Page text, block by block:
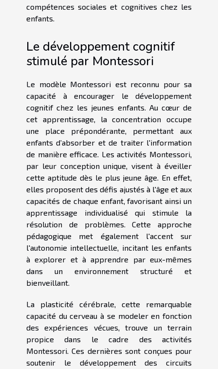
compétences sociales et cognitives chez les
enfants.
Le développement cognitif
stimulé par Montessori
Le modèle Montessori est reconnu pour sa
capacité à encourager le développement
cognitif chez les jeunes enfants. Au cœur de
cet apprentissage, la concentration occupe
une place prépondérante, permettant aux
enfants d’absorber et de traiter l'information
de manière efficace. Les activités Montessori,
par leur conception unique, visent à éveiller
cette aptitude dès le plus jeune âge. En effet,
elles proposent des défis ajustés à l'âge et aux
capacités de chaque enfant, favorisant ainsi un
apprentissage individualisé qui stimule la
résolution de problèmes. Cette approche
pédagogique met également l'accent sur
l'autonomie intellectuelle, incitant les enfants
à explorer et à apprendre par eux-mêmes
dans un environnement structuré et
bienveillant.
La plasticité cérébrale, cette remarquable
capacité du cerveau à se modeler en fonction
des expériences vécues, trouve un terrain
propice dans le cadre des activités
Montessori. Ces dernières sont conçues pour
soutenir le développement des circuits